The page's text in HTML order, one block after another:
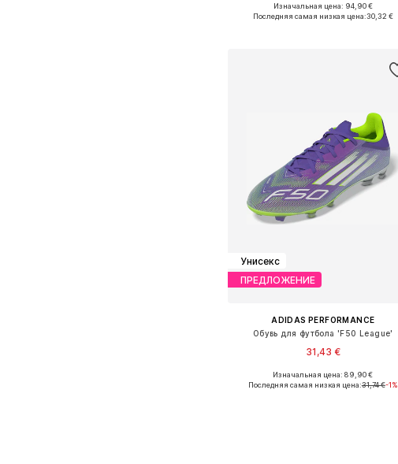
Доступные размеры: 44
Изначальная цена: 94,90 €
Последняя самая низкая цена:30,32 €
Унисекс
ПРЕДЛОЖЕНИЕ
ADIDAS PERFORMANCE
Обувь для футбола 'F50 League'
31,43 €
Изначальная цена: 89,90 €
Последняя самая низкая цена:31,74 €-1%